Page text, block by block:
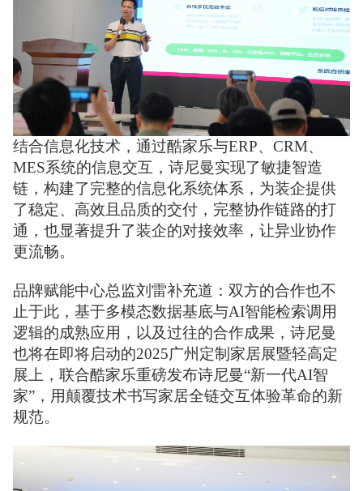
结合信息化技术，通过酷家乐与ERP、CRM、
MES系统的信息交互，诗尼曼实现了敏捷智造
链，构建了完整的信息化系统体系，为装企提供
了稳定、高效且品质的交付，完整协作链路的打
通，也显著提升了装企的对接效率，让异业协作
更流畅。
品牌赋能中心总监刘雷补充道：双方的合作也不
止于此，基于多模态数据基底与AI智能检索调用
逻辑的成熟应用，以及过往的合作成果，诗尼曼
也将在即将启动的2025广州定制家居展暨轻高定
展上，联合酷家乐重磅发布诗尼曼“新一代AI智
家”，用颠覆技术书写家居全链交互体验革命的新
规范。